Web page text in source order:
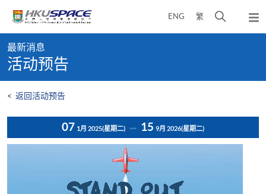
content
ENG 繁
开
弹
出
content
start
最新消息
活动预告
< 返回活动预告
07 1月 2025(星期二) 15 9月 2026(星期二)